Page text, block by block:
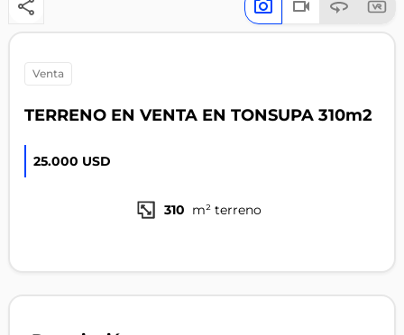
venta
TERRENO EN VENTA EN TONSUPA 310m2
25.000 USD
310 m² terreno